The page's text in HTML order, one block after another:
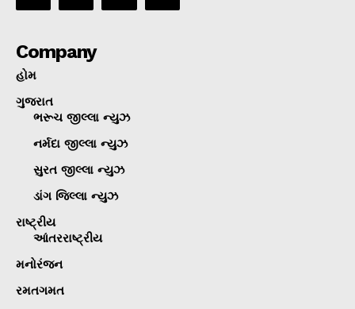
Company
હોમ
ગુજરાત
ભરૂચ જીલ્લા ન્યુઝ
નર્મદા જીલ્લા ન્યુઝ
સુરત જીલ્લા ન્યુઝ
ડાંગ જિલ્લા ન્યુઝ
રાષ્ટ્રીય
આંતરરાષ્ટ્રીય
મનોરંજન
રમતગમત